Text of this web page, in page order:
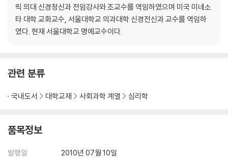
찾아보기
릭 의대 신경정신과 전임강사와 조교수를 역임하였으며 미국 미네소
타 대학 교화교수, 서울대학교 의과대학 신경전신과 교수를 역임하
였다. 현재 서울대학교 명예교수이다.
관련 분류
국내도서 대학교재 사회과학 계열 심리학
품목정보
발행일
2010년 07월 10일